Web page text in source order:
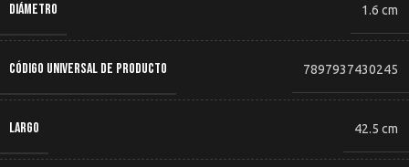
DIÁMETRO 1.6 cm
CÓDIGO UNIVERSAL DE PRODUCTO 7897937430245
LARGO 42.5 cm